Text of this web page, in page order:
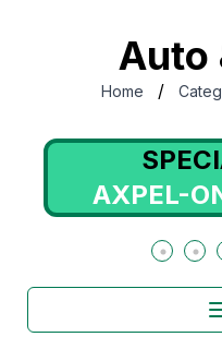
Auto
Home /
AXPEL-